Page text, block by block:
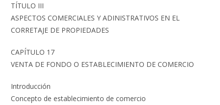
TÍTULO III
ASPECTOS COMERCIALES Y ADINISTRATIVOS EN EL
CORRETAJE DE PROPIEDADES
CAPÍTULO 17
VENTA DE FONDO O ESTABLECIMIENTO DE COMERCIO
Introducción
Concepto de establecimiento de comercio